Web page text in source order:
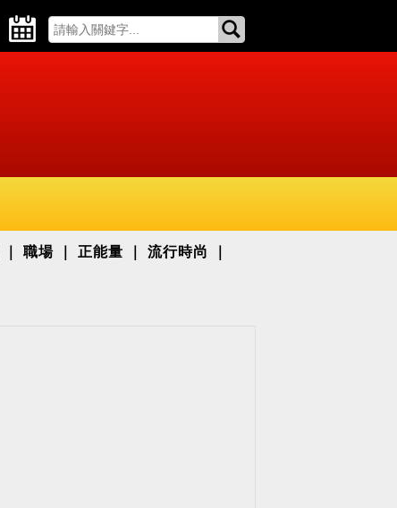
職場 正能量 流行時尚